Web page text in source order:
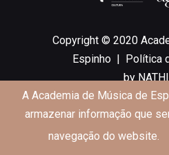
A Academia de Música de
armazenar informação que
navegação do website.
Copyright © 2020
Espinho | Política
by
INÍCIO